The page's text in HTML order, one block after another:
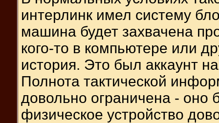
интерлинк имел систему
машина будет захвачена
кого-то в компьютере или
история. Это был аккаунт
Полнота тактической
довольно ограничена - оно
физическое устройство